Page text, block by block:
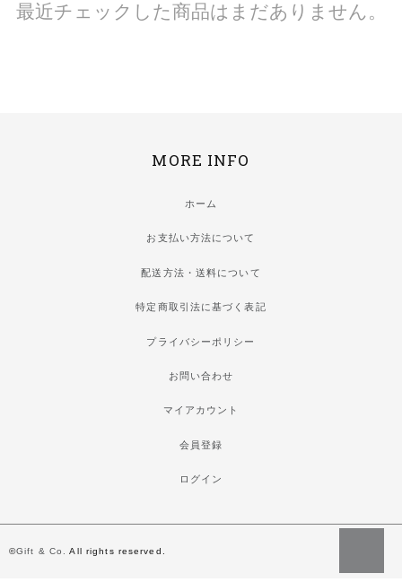
最近チェックした商品はまだありません。
MORE INFO
ホーム
お支払い方法について
配送方法・送料について
特定商取引法に基づく表記
プライバシーポリシー
お問い合わせ
マイアカウント
会員登録
ログイン
©Gift & Co. All rights reserved.